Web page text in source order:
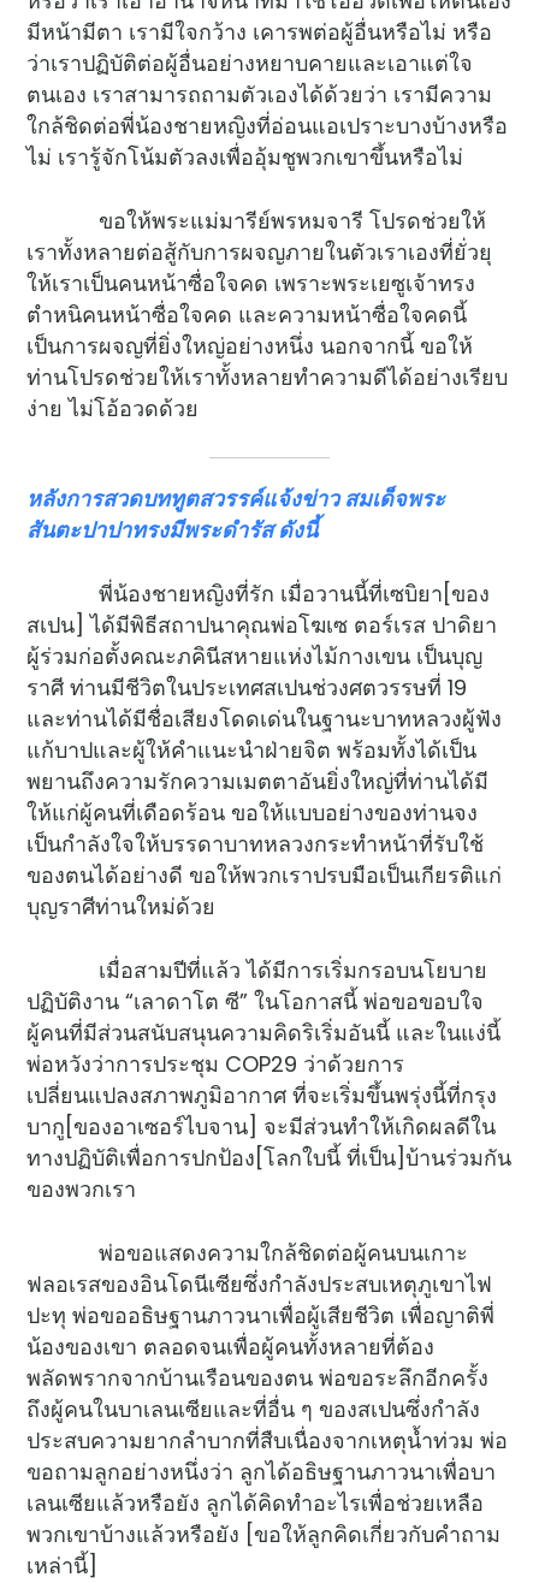
มีหน้ามีตา เรามีใจกว้าง เคารพต่อผู้อื่นหรือไม่ หรือ
ว่าเราปฏิบัติต่อผู้อื่นอย่างหยาบคายและเอาแต่ใจ
ตนเอง เราสามารถถามตัวเองได้ด้วยว่า เรามีความ
ใกล้ชิดต่อพี่น้องชายหญิงที่อ่อนแอเปราะบางบ้างหรือ
ไม่ เรารู้จักโน้มตัวลงเพื่ออุ้มชูพวกเขาขึ้นหรือไม่
ขอให้พระแม่มารีย์พรหมจารี โปรดช่วยให้
เราทั้งหลายต่อสู้กับการผจญภายในตัวเราเองที่ยั่วยุ
ให้เราเป็นคนหน้าซื่อใจคด เพราะพระเยซูเจ้าทรง
ตำหนิคนหน้าซื่อใจคด และความหน้าซื่อใจคดนี้
เป็นการผจญที่ยิ่งใหญ่อย่างหนึ่ง นอกจากนี้ ขอให้
ท่านโปรดช่วยให้เราทั้งหลายทำความดีได้อย่างเรียบ
ง่าย ไม่โอ้อวดด้วย
หลังการสวดบททูตสวรรค์แจ้งข่าว สมเด็จพระ
สันตะปาปาทรงมีพระดำรัส ดังนี้
พี่น้องชายหญิงที่รัก เมื่อวานนี้ที่เซบิยา[ของ
สเปน] ได้มีพิธีสถาปนาคุณพ่อโฆเซ ตอร์เรส ปาดิยา
ผู้ร่วมก่อตั้งคณะภคินีสหายแห่งไม้กางเขน เป็นบุญ
ราศี ท่านมีชีวิตในประเทศสเปนช่วงศตวรรษที่ 19
และท่านได้มีชื่อเสียงโดดเด่นในฐานะบาทหลวงผู้ฟัง
แก้บาปและผู้ให้คำแนะนำฝ่ายจิต พร้อมทั้งได้เป็น
พยานถึงความรักความเมตตาอันยิ่งใหญ่ที่ท่านได้มี
ให้แก่ผู้คนที่เดือดร้อน ขอให้แบบอย่างของท่านจง
เป็นกำลังใจให้บรรดาบาทหลวงกระทำหน้าที่รับใช้
ของตนได้อย่างดี ขอให้พวกเราปรบมือเป็นเกียรติแก่
บุญราศีท่านใหม่ด้วย
เมื่อสามปีที่แล้ว ได้มีการเริ่มกรอบนโยบาย
ปฏิบัติงาน “เลาดาโต ซี” ในโอกาสนี้ พ่อขอขอบใจ
ผู้คนที่มีส่วนสนับสนุนความคิดริเริ่มอันนี้ และในแง่นี้
พ่อหวังว่าการประชุม COP29 ว่าด้วยการ
เปลี่ยนแปลงสภาพภูมิอากาศ ที่จะเริ่มขึ้นพรุ่งนี้ที่กรุง
บากู[ของอาเซอร์ไบจาน] จะมีส่วนทำให้เกิดผลดีใน
ทางปฏิบัติเพื่อการปกป้อง[โลกใบนี้ ที่เป็น]บ้านร่วมกัน
ของพวกเรา
พ่อขอแสดงความใกล้ชิดต่อผู้คนบนเกาะ
ฟลอเรสของอินโดนีเซียซึ่งกำลังประสบเหตุภูเขาไฟ
ปะทุ พ่อขออธิษฐานภาวนาเพื่อผู้เสียชีวิต เพื่อญาติพี่
น้องของเขา ตลอดจนเพื่อผู้คนทั้งหลายที่ต้อง
พลัดพรากจากบ้านเรือนของตน พ่อขอระลึกอีกครั้ง
ถึงผู้คนในบาเลนเซียและที่อื่น ๆ ของสเปนซึ่งกำลัง
ประสบความยากลำบากที่สืบเนื่องจากเหตุน้ำท่วม พ่อ
ขอถามลูกอย่างหนึ่งว่า ลูกได้อธิษฐานภาวนาเพื่อบา
เลนเซียแล้วหรือยัง ลูกได้คิดทำอะไรเพื่อช่วยเหลือ
พวกเขาบ้างแล้วหรือยัง [ขอให้ลูกคิดเกี่ยวกับคำถาม
เหล่านี้]